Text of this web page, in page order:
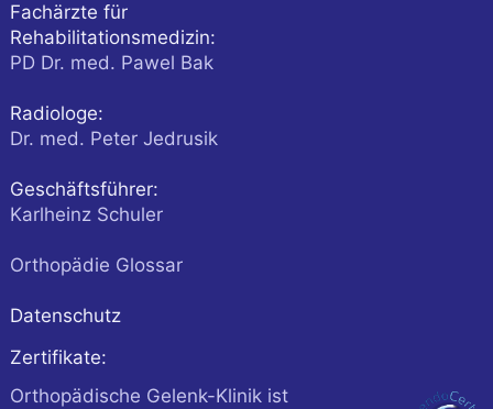
Fachärzte für
Rehabilitationsmedizin:
PD Dr. med. Pawel Bak
Radiologe:
Dr. med. Peter Jedrusik
Geschäftsführer:
Karlheinz Schuler
Orthopädie Glossar
Datenschutz
Zertifikate:
Orthopädische Gelenk-Klinik ist